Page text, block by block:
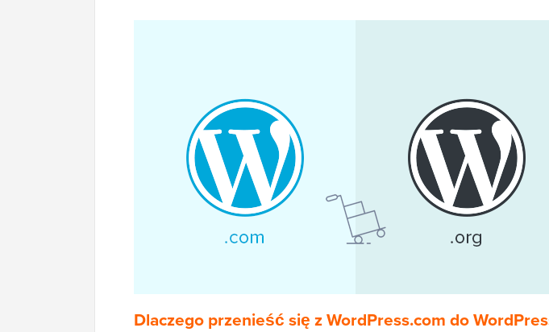
Dlaczego przenieść się z WordPress.com do